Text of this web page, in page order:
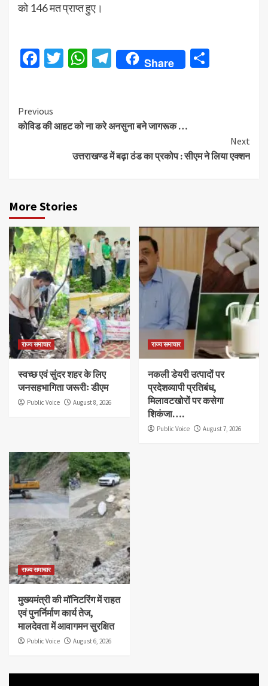
को 146 मत प्राप्त हुए।
Facebook
TwitterWhatsApp
Telegram
Share
Continue
Reading
Previous
कोविड की आहट को ना करे अनसुना बने जागरूक …
Next
उत्तराखण्ड में बढ़ा ठंड का प्रकोप : सीएम ने लिया एक्शन
More Stories
राज्य समाचार
स्वच्छ एवं सुंदर शहर के लिए
जनसहभागिता जरूरीः डीएम
Public Voice August 8, 2026
राज्य समाचार
नकली डेयरी उत्पादों पर
प्रदेशव्यापी प्रतिबंध,
मिलावटखोरों पर कसेगा
शिकंजा….
Public Voice August 7, 2026
राज्य समाचार
मुख्यमंत्री की मॉनिटरिंग में राहत
एवं पुनर्निर्माण कार्य तेज,
मालदेवता में आवागमन सुरक्षित
Public Voice August 6, 2026